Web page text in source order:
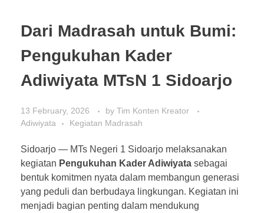
Dari Madrasah untuk Bumi:
Pengukuhan Kader
Adiwiyata MTsN 1 Sidoarjo
13 February, 2026 by Tim Konten Kreator
Adiwiyata
Kegiatan Madrasah
Sidoarjo — MTs Negeri 1 Sidoarjo melaksanakan
kegiatan Pengukuhan Kader Adiwiyata sebagai
bentuk komitmen nyata dalam membangun generasi
yang peduli dan berbudaya lingkungan. Kegiatan ini
menjadi bagian penting dalam mendukung